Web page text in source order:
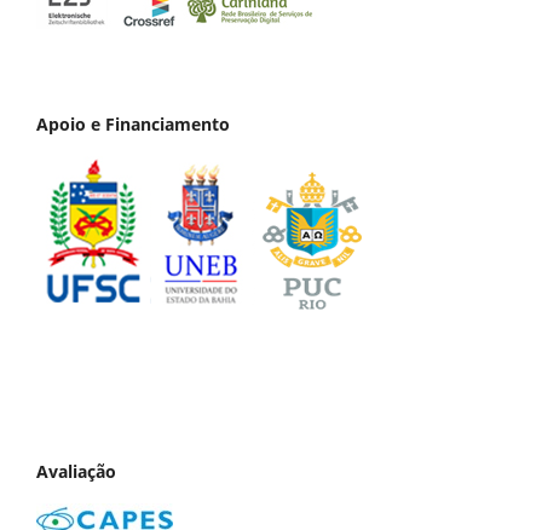
Apoio e Financiamento
Avaliação